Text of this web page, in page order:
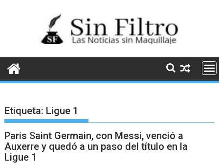
Etiqueta: Ligue 1
Paris Saint Germain, con Messi, venció a
Auxerre y quedó a un paso del título en la
Ligue 1